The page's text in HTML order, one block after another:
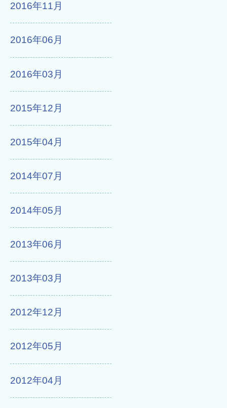
2016年11月
2016年06月
2016年03月
2015年12月
2015年04月
2014年07月
2014年05月
2013年06月
2013年03月
2012年12月
2012年05月
2012年04月